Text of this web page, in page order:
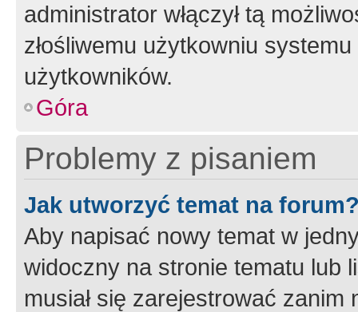
administrator włączył tą
złośliwemu użytkowniu
użytkowników.
Góra
Problemy z pisaniem
Jak utworzyć temat na
Aby napisać nowy temat w
widoczny na stronie tematu lub
musiał się zarejestrować